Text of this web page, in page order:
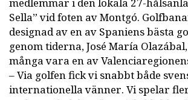
medlemmar i den lokala 27-
Sella” vid foten av Montgó.
designad av en av Spaniens bästa
genom tiderna, José María
många vara en av
– Via golfen fick vi snabbt både
internationella vänner. Vi spelar